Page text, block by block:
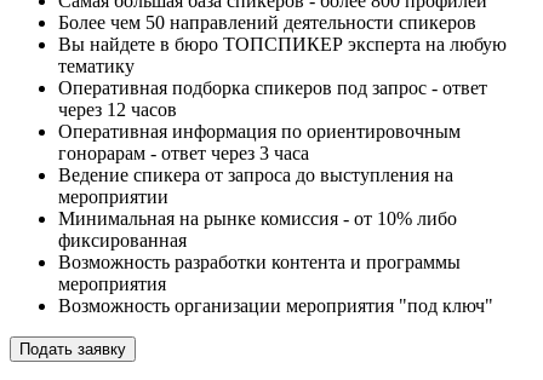
Более чем 50 направлений деятельности спикеров
Вы найдете в бюро ТОПСПИКЕР эксперта на любую
тематику
Оперативная подборка спикеров под запрос - ответ
через 12 часов
Оперативная информация по ориентировочным
гонорарам - ответ через 3 часа
Ведение спикера от запроса до выступления на
мероприятии
Минимальная на рынке комиссия - от 10% либо
фиксированная
Возможность разработки контента и программы
мероприятия
Возможность организации мероприятия "под ключ"
Подать заявку